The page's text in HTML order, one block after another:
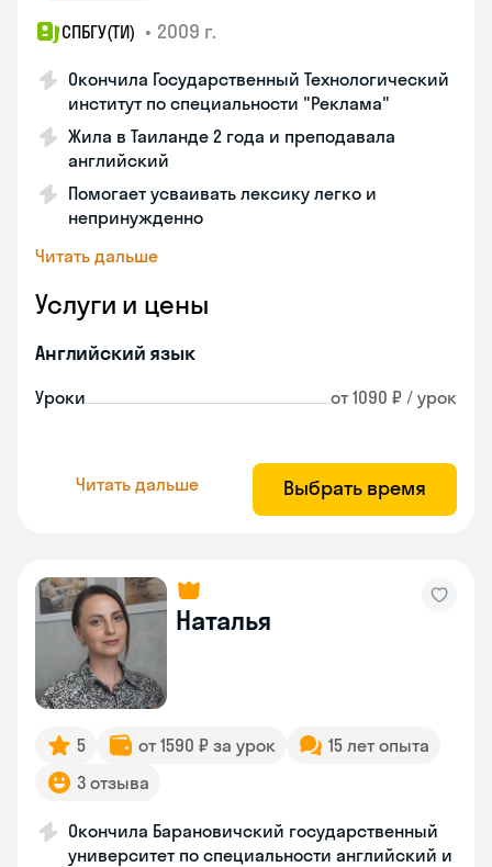
СПБГУ(ТИ) • 2009 г.
Окончила Государственный Технологический
институт по специальности "Реклама"
Жила в Таиланде 2 года и преподавала
английский
Помогает усваивать лексику легко и
непринужденно
Читать дальше
Услуги и цены
Английский язык
Уроки от 1090 ₽ / урок
Читать дальше Выбрать время
Наталья
5 от 1590 ₽ за урок
15 лет опыта
3 отзыва
Окончила Барановичский государственный
университет по специальности английский и